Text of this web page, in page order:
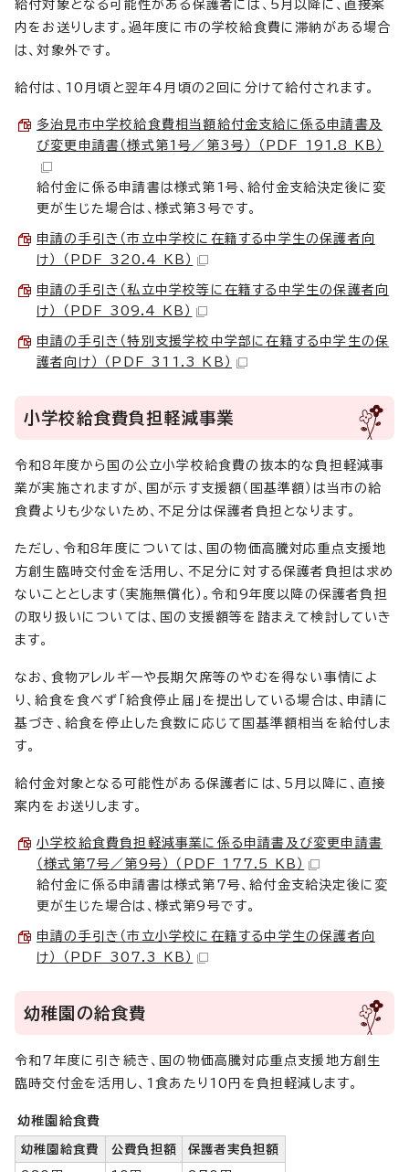
給付対象となる可能性がある保護者には、5月以降に、直接案
内をお送りします。過年度に市の学校給食費に滞納がある場合
は、対象外です。
給付は、10月頃と翌年4月頃の2回に分けて給付されます。
多治見市中学校給食費相当額給付金支給に係る申請書及
び変更申請書（様式第1号／第3号） （PDF 191.8 KB）
給付金に係る申請書は様式第1号、給付金支給決定後に変
更が生じた場合は、様式第3号です。
申請の手引き（市立中学校に在籍する中学生の保護者向
け） （PDF 320.4 KB）
申請の手引き（私立中学校等に在籍する中学生の保護者向
け） （PDF 309.4 KB）
申請の手引き（特別支援学校中学部に在籍する中学生の保
護者向け） （PDF 311.3 KB）
小学校給食費負担軽減事業
令和8年度から国の公立小学校給食費の抜本的な負担軽減事
業が実施されますが、国が示す支援額（国基準額）は当市の給
食費よりも少ないため、不足分は保護者負担となります。
ただし、令和8年度については、国の物価高騰対応重点支援地
方創生臨時交付金を活用し、不足分に対する保護者負担は求め
ないこととします（実施無償化）。令和9年度以降の保護者負担
の取り扱いについては、国の支援額等を踏まえて検討していき
ます。
なお、食物アレルギーや長期欠席等のやむを得ない事情によ
り、給食を食べず「給食停止届」を提出している場合は、申請に
基づき、給食を停止した食数に応じて国基準額相当を給付しま
す。
給付金対象となる可能性がある保護者には、5月以降に、直接
案内をお送りします。
小学校給食費負担軽減事業に係る申請書及び変更申請書
（様式第7号／第9号） （PDF 177.5 KB）
給付金に係る申請書は様式第7号、給付金支給決定後に変
更が生じた場合は、様式第9号です。
申請の手引き（市立小学校に在籍する中学生の保護者向
け） （PDF 307.3 KB）
幼稚園の給食費
令和7年度に引き続き、国の物価高騰対応重点支援地方創生
臨時交付金を活用し、1食あたり10円を負担軽減します。
幼稚園給食費
幼稚園給食費 公費負担額 保護者実負担額